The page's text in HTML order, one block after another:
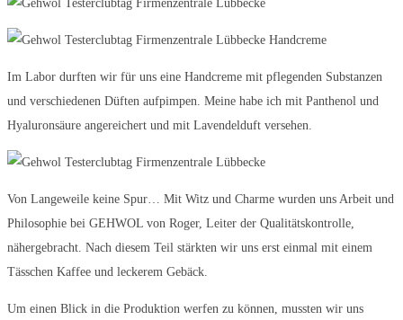
Im Labor durften wir für uns eine Handcreme mit pflegenden Substanzen
und verschiedenen Düften aufpimpen. Meine habe ich mit Panthenol und
Hyaluronsäure angereichert und mit Lavendelduft versehen.
Von Langeweile keine Spur… Mit Witz und Charme wurden uns Arbeit und
Philosophie bei GEHWOL von Roger, Leiter der Qualitätskontrolle,
nähergebracht. Nach diesem Teil stärkten wir uns erst einmal mit einem
Tässchen Kaffee und leckerem Gebäck.
Um einen Blick in die Produktion werfen zu können, mussten wir uns